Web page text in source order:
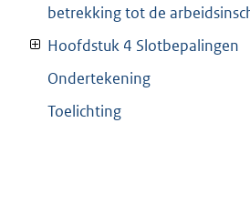
betrekking tot de
Hoofdstuk 4 Slotbepalingen
Ondertekening
Toelichting